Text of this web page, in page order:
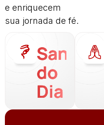
e enriquecem
sua jornada de fé.
Santo
do
Dia